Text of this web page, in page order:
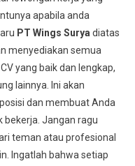
apabila anda
PT Wings Surya diatas
menyediakan semua
yang baik dan lengkap,
lainnya. Ini akan
dan membuat Anda
bekerja. Jangan ragu
teman atau profesional
Ingatlah bahwa setiap